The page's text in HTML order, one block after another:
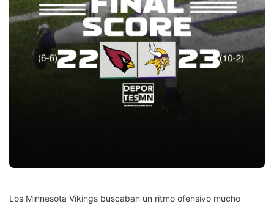
​​Los Minnesota Vikings buscaban un ritmo ofensivo mucho